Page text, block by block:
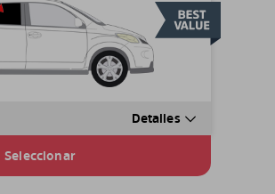
Detalles
Seleccionar